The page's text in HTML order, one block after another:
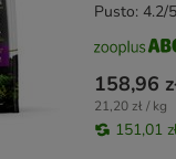
158,96
21,20 zł / kg
151,01
Pusto: 4.2/5